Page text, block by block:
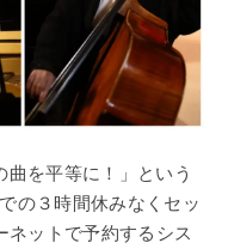
を平等に！」という
の３時間休みなくセッ
ネットで予約するシス